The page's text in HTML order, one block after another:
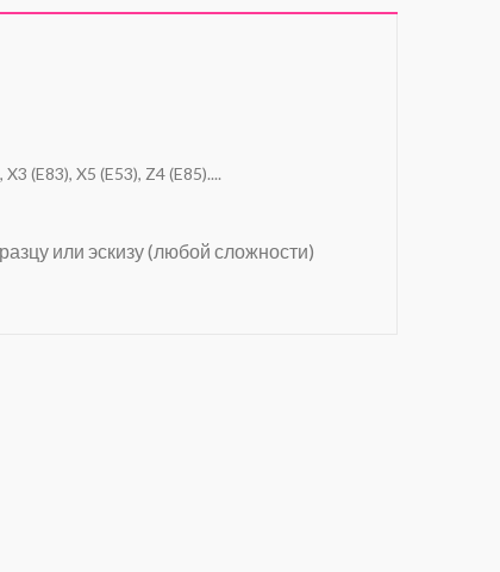
(E83), X5 (E53), Z4 (E85)....
или эскизу (любой сложности)